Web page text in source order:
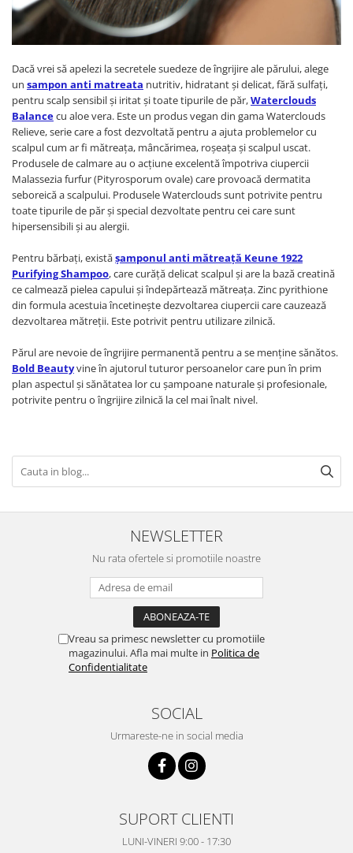
Dacă vrei să apelezi la secretele suedeze de îngrijire ale părului, alege
un sampon anti matreata nutritiv, hidratant și delicat, fără sulfați,
pentru scalp sensibil și iritat și toate tipurile de păr,Waterclouds
Balancecu aloe vera. Este un produs vegan din gama Waterclouds
Relieve, serie care a fost dezvoltată pentru a ajuta problemelor cu
scalpul cum ar fi mătreața, mâncărimea, roșeața și scalpul uscat.
Produsele de calmare au o acțiune excelentă împotriva ciupercii
Malassezia furfur (Pityrosporum ovale) care provoacă dermatita
seboreică a scalpului. Produsele Waterclouds sunt potrivite pentru
toate tipurile de păr și special dezvoltate pentru cei care sunt
hipersensibili și au alergii.
Pentru bărbați, existășamponul anti mătreață Keune 1922
Purifying Shampoo, care curăță delicat scalpul și are la bază creatină
ce calmează pielea capului și îndepărtează mătreața. Zinc pyrithione
din formula acestuia încetinește dezvoltarea ciupercii care cauzează
dezvoltarea mătreții. Este potrivit pentru utilizare zilnică.
Părul are nevoie de îngrijire permanentă pentru a se menține sănătos.
Bold Beautyvine în ajutorul tuturor persoanelor care pun în prim
plan aspectul și sănătatea lor cu șampoane naturale și profesionale,
potrivite pentru o îngrijire zilnică la cel mai înalt nivel.
NEWSLETTER
Nu rata ofertele si promotiile noastre
Vreau sa primesc newsletter cu promotiile
magazinului. Afla mai multe in Politica de
Confidentialitate
SOCIAL
Urmareste-ne in social media
SUPORT CLIENTI
LUNI-VINERI 9:00 - 17:30